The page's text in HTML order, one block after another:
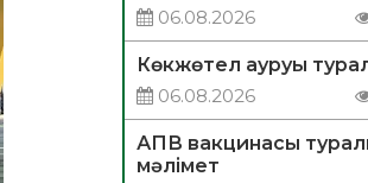
06.08.2026
Көкжөтел ауруы
06.08.2026
АПВ вакцинасы
мәлімет